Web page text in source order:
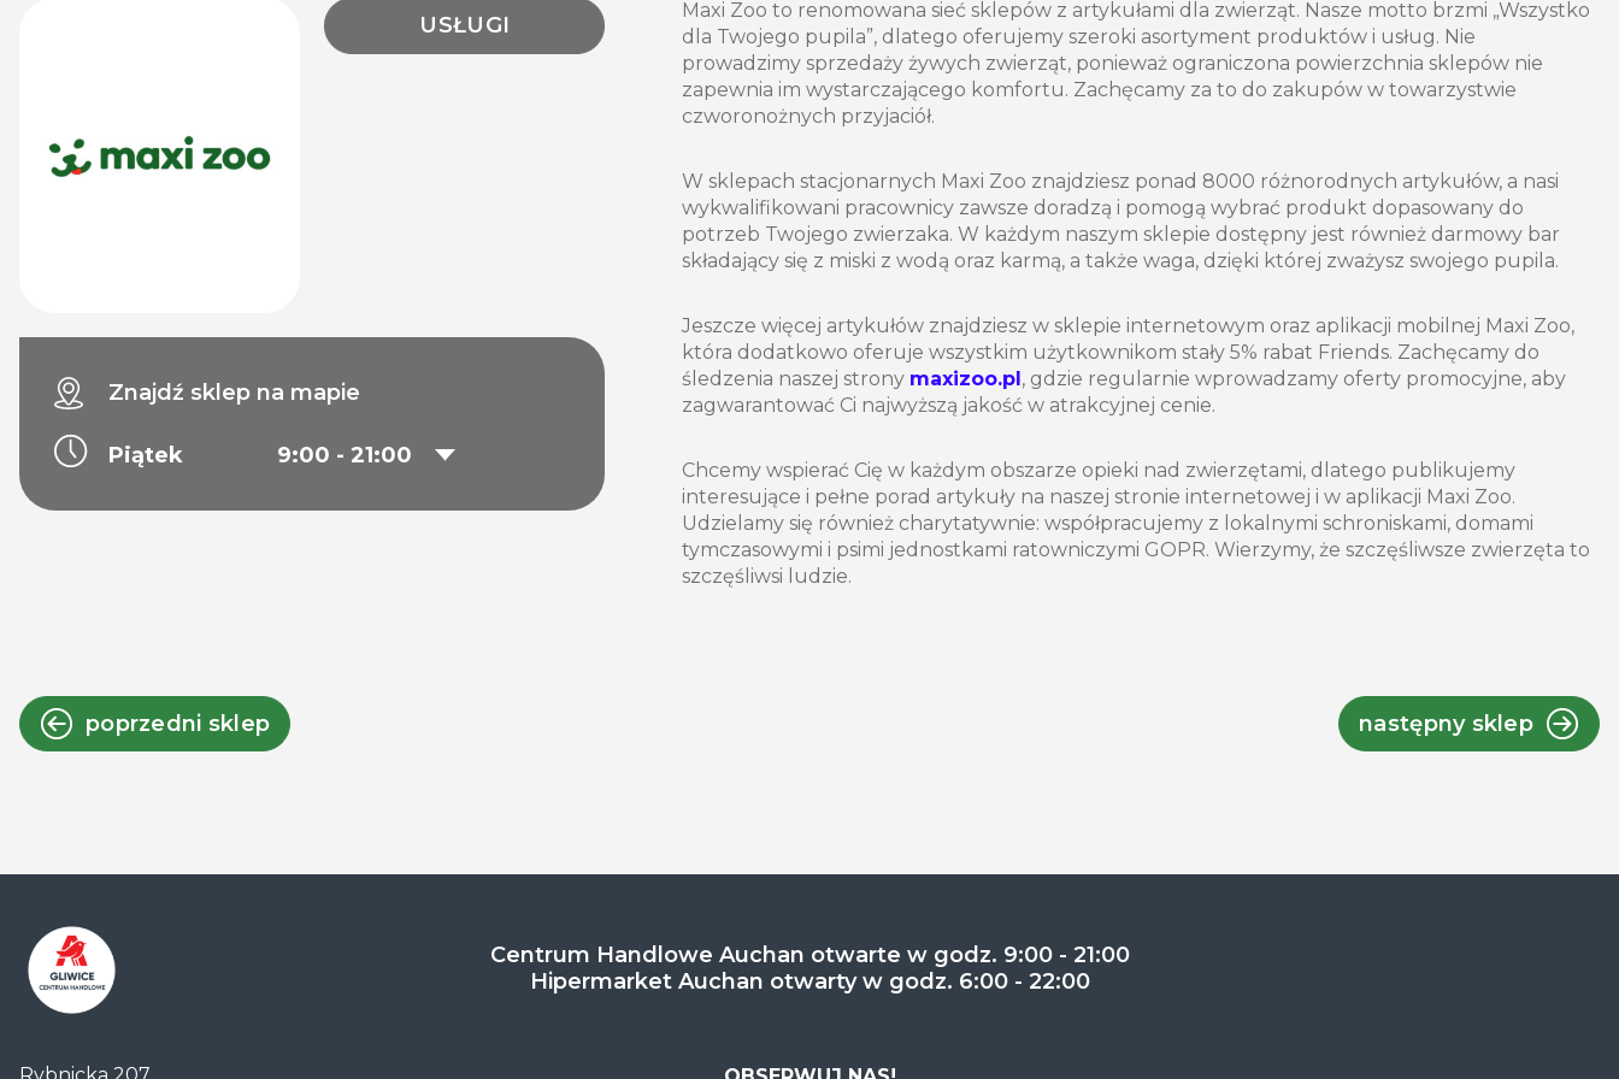
USŁUGI
Znajdź sklep na mapie
Piątek 9:00 - 21:00
Maxi Zoo to renomowana sieć sklepów z artykułami dla zwierząt. Nasze motto brzmi „Wszystko
dla Twojego pupila”, dlatego oferujemy szeroki asortyment produktów i usług. Nie
prowadzimy sprzedaży żywych zwierząt, ponieważ ograniczona powierzchnia sklepów nie
zapewnia im wystarczającego komfortu. Zachęcamy za to do zakupów w towarzystwie
czworonożnych przyjaciół.
W sklepach stacjonarnych Maxi Zoo znajdziesz ponad 8000 różnorodnych artykułów, a nasi
wykwalifikowani pracownicy zawsze doradzą i pomogą wybrać produkt dopasowany do
potrzeb Twojego zwierzaka. W każdym naszym sklepie dostępny jest również darmowy bar
składający się z miski z wodą oraz karmą, a także waga, dzięki której zważysz swojego pupila.
Jeszcze więcej artykułów znajdziesz w sklepie internetowym oraz aplikacji mobilnej Maxi Zoo,
która dodatkowo oferuje wszystkim użytkownikom stały 5% rabat Friends. Zachęcamy do
śledzenia naszej strony maxizoo.pl, gdzie regularnie wprowadzamy oferty promocyjne, aby
zagwarantować Ci najwyższą jakość w atrakcyjnej cenie.
Chcemy wspierać Cię w każdym obszarze opieki nad zwierzętami, dlatego publikujemy
interesujące i pełne porad artykuły na naszej stronie internetowej i w aplikacji Maxi Zoo.
Udzielamy się również charytatywnie: współpracujemy z lokalnymi schroniskami, domami
tymczasowymi i psimi jednostkami ratowniczymi GOPR. Wierzymy, że szczęśliwsze zwierzęta to
szczęśliwsi ludzie.
poprzedni sklep następny sklep
Handlowe
Centrum Handlowe Auchan otwarte w godz. 9:00 - 21:00
Hipermarket Auchan otwarty w godz. 6:00 - 22:00